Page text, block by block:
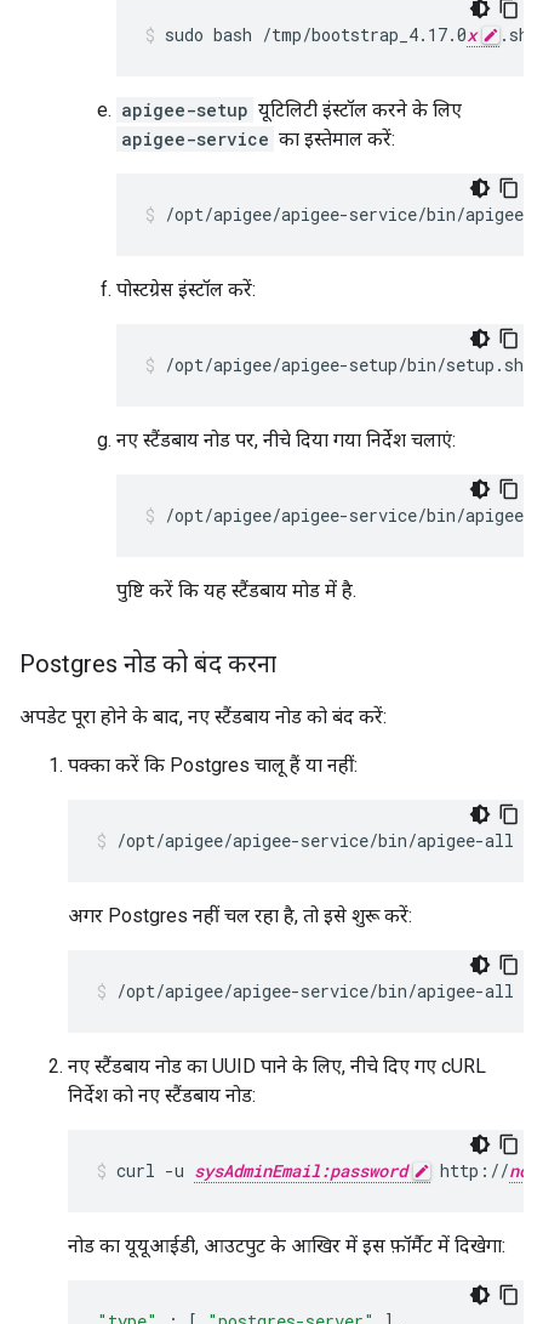
sudo bash /tmp/bootstrap_4.17.0x .sh
apigee-setup यूटिलिटी इंस्टॉल करने के लिए
apigee-service का इस्तेमाल करें:
/opt/apigee/apigee-service/bin/
पोस्टग्रेस इंस्टॉल करें:
/opt/apigee/apigee-setup/bin/
नए स्टैंडबाय नोड पर, नीचे दिया गया निर्देश चलाएं:
/opt/apigee/apigee-service/bin/apigee-
पुष्टि करें कि यह स्टैंडबाय मोड में है.
Postgres नोड को बंद करना
अपडेट पूरा होने के बाद, नए स्टैंडबाय नोड को बंद करें:
पक्का करें कि Postgres चालू हैं या नहीं:
/opt/apigee/apigee-service/bin/apigee-all
अगर Postgres नहीं चल रहा है, तो इसे शुरू करें:
/opt/apigee/apigee-service/bin/apigee-all
नए स्टैंडबाय नोड का UUID पाने के लिए, नीचे दिए गए cURL
निर्देश को नए स्टैंडबाय नोड:
curl -u sysAdminEmail:password http://
नोड का यूयूआईडी, आउटपुट के आखिर में इस फ़ॉर्मैट में दिखेगा: